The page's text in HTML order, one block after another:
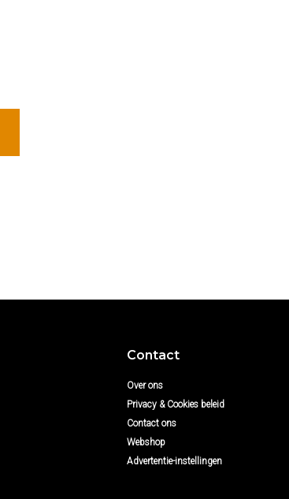
Contact
Over ons
Privacy & Cookies beleid
Contact ons
Webshop
Advertentie-instellingen